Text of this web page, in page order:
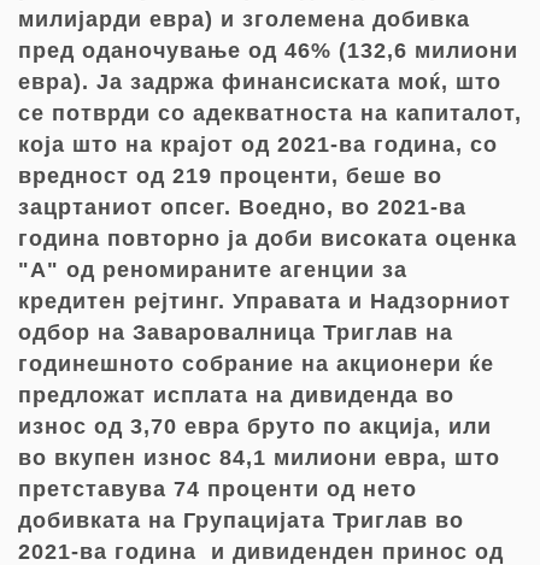
милијарди евра) и зголемена добивка
пред оданочување од 46% (132,6 милиони
евра). Ја задржа финансиската моќ, што
се потврди со адекватноста на капиталот,
која што на крајот од 2021-ва година, со
вредност од 219 проценти, беше во
зацртаниот опсег. Воедно, во 2021-ва
година повторно ја доби високата оценка
"A" од реномираните агенции за
кредитен рејтинг. Управата и Надзорниот
одбор на Заваровалница Триглав на
годинешното собрание на акционери ќе
предложат исплата на дивиденда во
износ од 3,70 евра бруто по акција, или
во вкупен износ 84,1 милиони евра, што
претставува 74 проценти од нето
добивката на Групацијата Триглав во
2021-ва година и дивиденден принос од